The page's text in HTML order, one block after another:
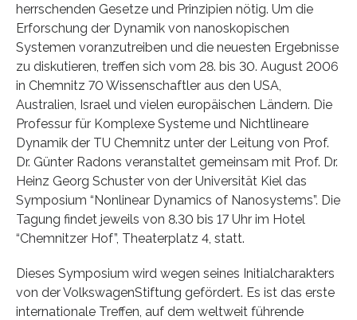
herrschenden Gesetze und Prinzipien nötig. Um die
Erforschung der Dynamik von nanoskopischen
Systemen voranzutreiben und die neuesten Ergebnisse
zu diskutieren, treffen sich vom 28. bis 30. August 2006
in Chemnitz 70 Wissenschaftler aus den USA,
Australien, Israel und vielen europäischen Ländern. Die
Professur für Komplexe Systeme und Nichtlineare
Dynamik der TU Chemnitz unter der Leitung von Prof.
Dr. Günter Radons veranstaltet gemeinsam mit Prof. Dr.
Heinz Georg Schuster von der Universität Kiel das
Symposium “Nonlinear Dynamics of Nanosystems”. Die
Tagung findet jeweils von 8.30 bis 17 Uhr im Hotel
“Chemnitzer Hof”, Theaterplatz 4, statt.
Dieses Symposium wird wegen seines Initialcharakters
von der VolkswagenStiftung gefördert. Es ist das erste
internationale Treffen, auf dem weltweit führende